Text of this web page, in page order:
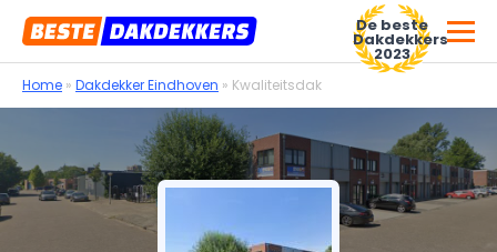
De beste
Dakdekkers
2023
Home » Dakdekker Eindhoven » Kwaliteitsdak